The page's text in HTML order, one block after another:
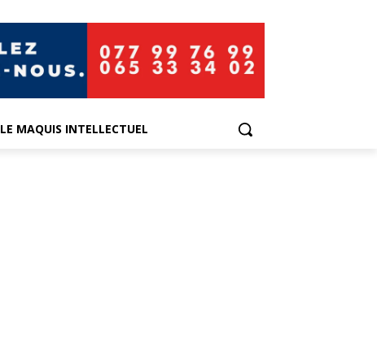
LE MAQUIS INTELLECTUEL